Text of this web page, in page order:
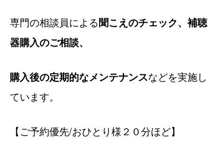
専門の相談員による聞こえのチェック、補聴
器購入のご相談、
購入後の定期的なメンテナンスなどを実施し
ています。
【ご予約優先/おひとり様２０分ほど】